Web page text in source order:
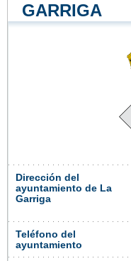
GARRIGA
Dirección del
ayuntamiento de La
Garriga
Teléfono del
ayuntamiento